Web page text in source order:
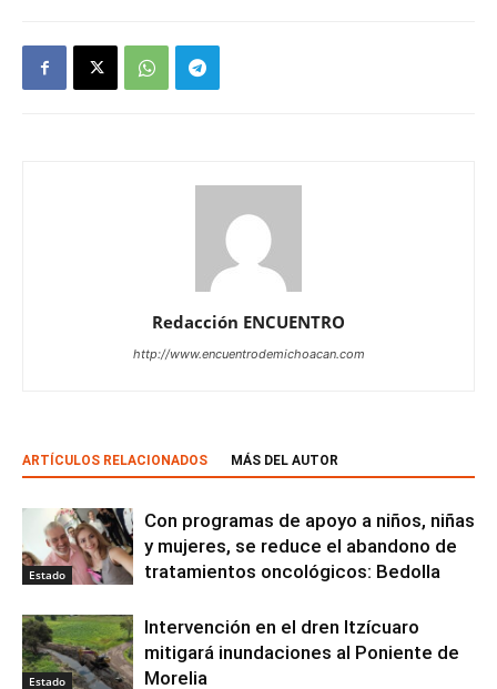
Redacción ENCUENTRO
http://www.encuentrodemichoacan.com
ARTÍCULOS RELACIONADOS MÁS DEL AUTOR
Estado
Con programas de apoyo a niños, niñas
y mujeres, se reduce el abandono de
tratamientos oncológicos: Bedolla
Estado
Intervención en el dren Itzícuaro
mitigará inundaciones al Poniente de
Morelia